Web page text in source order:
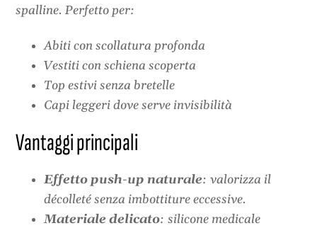
spalline. Perfetto per:
Abiti con scollatura profonda
Vestiti con schiena scoperta
Top estivi senza bretelle
Capi leggeri dove serve invisibilità
Vantaggi principali
Effetto push-up naturale: valorizza il
décolleté senza imbottiture eccessive.
Materiale delicato: silicone medicale